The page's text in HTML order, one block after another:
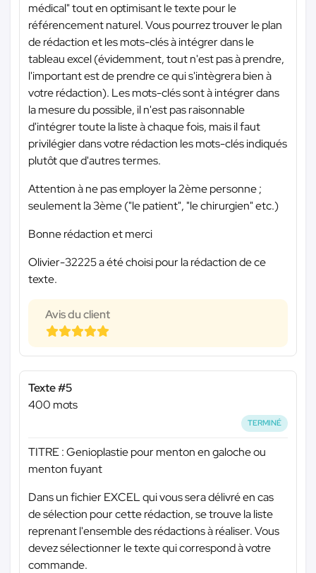
médical" tout en optimisant le texte pour le
référencement naturel. Vous pourrez trouver le plan
de rédaction et les mots-clés à intégrer dans le
tableau excel (évidemment, tout n'est pas à prendre,
l'important est de prendre ce qui s'intègrera bien à
votre rédaction). Les mots-clés sont à intégrer dans
la mesure du possible, il n'est pas raisonnable
d'intégrer toute la liste à chaque fois, mais il faut
privilégier dans votre rédaction les mots-clés indiqués
plutôt que d'autres termes.
Attention à ne pas employer la 2ème personne ;
seulement la 3ème ("le patient", "le chirurgien" etc.)
Bonne rédaction et merci
Olivier-32225 a été choisi pour la rédaction de ce
texte.
Avis du client
Texte #5
400 mots
TERMINÉ
TITRE : Genioplastie pour menton en galoche ou
menton fuyant
Dans un fichier EXCEL qui vous sera délivré en cas
de sélection pour cette rédaction, se trouve la liste
reprenant l'ensemble des rédactions à réaliser. Vous
devez sélectionner le texte qui correspond à votre
commande.